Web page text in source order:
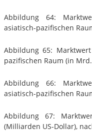
Abbildung 64:
asiatisch-pazifischen
Abbildung 65:
pazifischen Raum (in
Abbildung 66:
asiatisch-pazifischen
Abbildung 67:
(Milliarden US-Dollar),